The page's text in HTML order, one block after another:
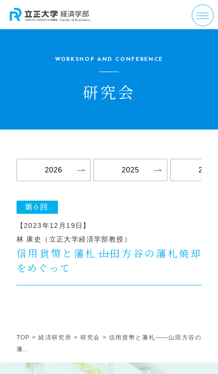
WORKSHOP AND CONFERENCE
研究会
2026 2025 2024
第6回
【2023年12月19日】
林 康史（立正大学経済学部教授）
信用貨幣と藩札――山田方谷の藩札焼却
をめぐって
TOP > 経済研究所 > 研究会 > 信用貨幣と藩札――山田方谷の
藩...